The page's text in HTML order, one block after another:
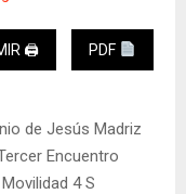
🖨 PDF
de Jesús Madriz
Encuentro
4 S